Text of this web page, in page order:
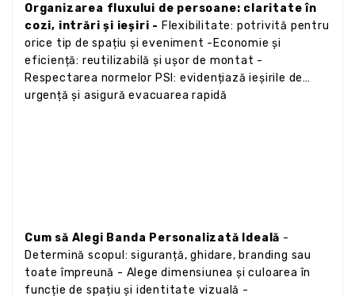
Organizarea fluxului de persoane: claritate în
cozi, intrări și ieșiri - Flexibilitate: potrivită pentru
orice tip de spațiu și eveniment -Economie și
eficiență: reutilizabilă și ușor de montat -
Respectarea normelor PSI: evidențiază ieșirile de
urgență și asigură evacuarea rapidă
Cum să Alegi Banda Personalizată Ideală -
Determină scopul: siguranță, ghidare, branding sau
toate împreună - Alege dimensiunea și culoarea în
funcție de spațiu și identitate vizuală -